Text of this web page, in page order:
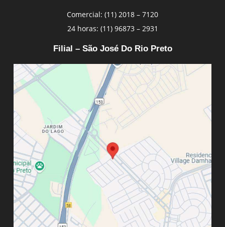
Comercial: (11) 2018 – 7120
24 horas: (11) 96873 – 2931
Filial – São José Do Rio Preto